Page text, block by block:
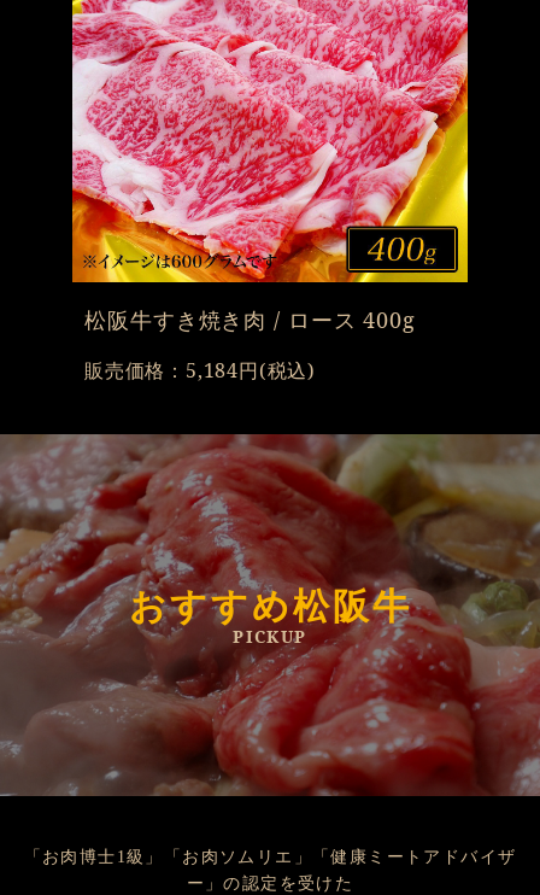
松阪牛すき焼き肉 / ロース 400g
販売価格：5,184円(税込)
おすすめ松阪牛
PICKUP
「お肉博士1級」「お肉ソムリエ」「健康ミートアドバイザ
ー」の認定を受けた